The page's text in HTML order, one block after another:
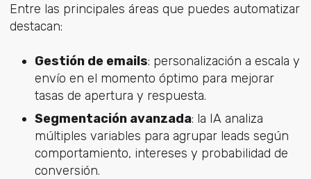
Entre las principales áreas que puedes automatizar
destacan:
Gestión de emails: personalización a escala y
envío en el momento óptimo para mejorar
tasas de apertura y respuesta.
Segmentación avanzada: la IA analiza
múltiples variables para agrupar leads según
comportamiento, intereses y probabilidad de
conversión.